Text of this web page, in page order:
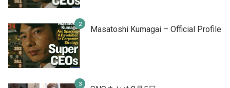
Masatoshi Kumagai – Official Profile